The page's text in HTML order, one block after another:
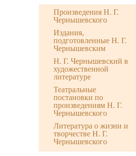
Произведения Н. Г.
Чернышевского
Издания,
подготовленные Н. Г.
Чернышевским
Н. Г. Чернышевский в
художественной
литературе
Театральные
постановки по
произведениям Н. Г.
Чернышевского
Литература о жизни и
творчестве Н. Г.
Чернышевского